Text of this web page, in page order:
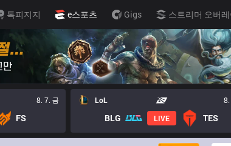
톡피지지 e스포츠 Gigs 스트리머 오버레
8. 7. 금
FS
LoL 8.
BLG LIVE TES